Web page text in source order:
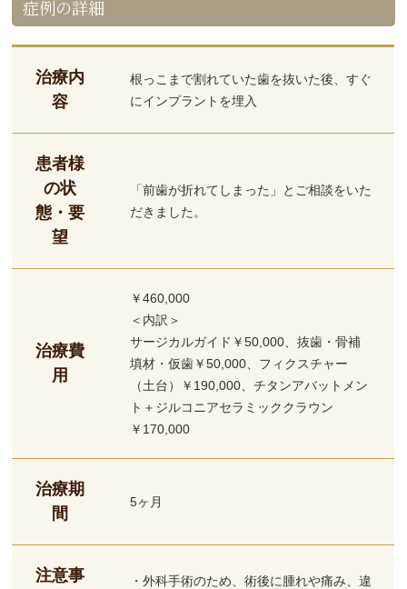
症例の詳細
治療内
容
根っこまで割れていた歯を抜いた後、すぐ
にインプラントを埋入
患者様
の状
態・要
望
「前歯が折れてしまった」とご相談をいた
だきました。
治療費
用
￥460,000
＜内訳＞
サージカルガイド￥50,000、抜歯・骨補
填材・仮歯￥50,000、フィクスチャー
（土台）￥190,000、チタンアバットメン
ト＋ジルコニアセラミッククラウン
￥170,000
治療期
間
5ヶ月
注意事
・外科手術のため、術後に腫れや痛み、違